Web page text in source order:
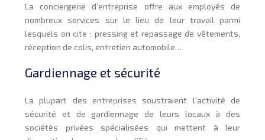
La conciergerie d’entreprise offre aux employés de
nombreux services sur le lieu de leur travail parmi
lesquels on cite : pressing et repassage de vêtements,
réception de colis, entretien automobile…
Gardiennage et sécurité
La plupart des entreprises soustraient l’activité de
sécurité et de gardiennage de leurs locaux à des
sociétés privées spécialisées qui mettent à leur